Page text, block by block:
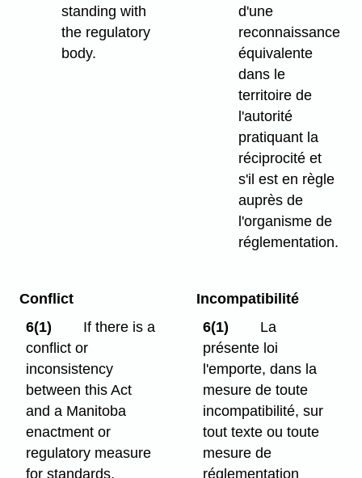
standing with
the regulatory
body.
d'une
reconnaissance
équivalente
dans le
territoire de
l'autorité
pratiquant la
réciprocité et
s'il est en règle
auprès de
l'organisme de
réglementation.
Conflict
6(1)
If there is a
conflict or
inconsistency
between this Act
and a Manitoba
enactment or
regulatory measure
for standards,
Incompatibilité
6(1)
La
présente loi
l'emporte, dans la
mesure de toute
incompatibilité, sur
tout texte ou toute
mesure de
réglementation